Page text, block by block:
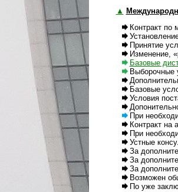
▲
Контракт по
Принятие
Изменение,
Базовые
Выборочные
Базовые
Условия
При
Контракт на
При
Устные
За
За
За
Возможен
По уже